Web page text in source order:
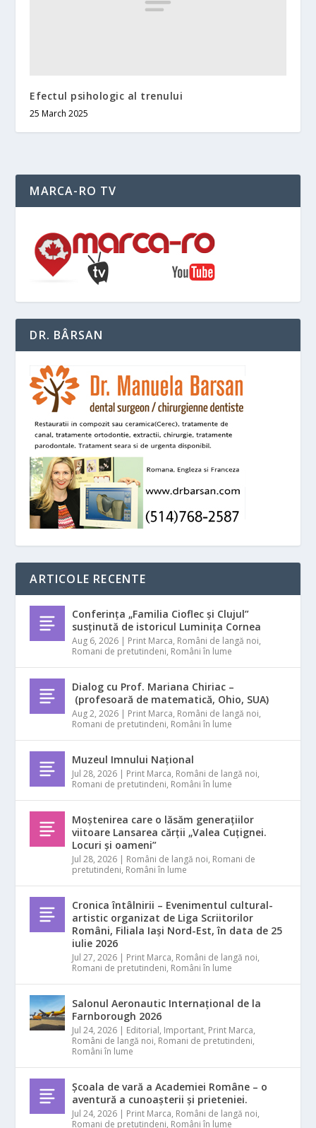
Efectul psihologic al trenului
25 March 2025
MARCA-RO TV
DR. BÂRSAN
ARTICOLE RECENTE
Conferința „Familia Cioflec și Clujul”
susținută de istoricul Luminița Cornea
Aug 6, 2026 | Print Marca, Români de langă noi,
Romani de pretutindeni, Români în lume
Dialog cu Prof. Mariana Chiriac –
(profesoară de matematică, Ohio, SUA)
Aug 2, 2026 | Print Marca, Români de langă noi,
Romani de pretutindeni, Români în lume
Muzeul Imnului Național
Jul 28, 2026 | Print Marca, Români de langă noi,
Romani de pretutindeni, Români în lume
Moștenirea care o lăsăm generațiilor
viitoare Lansarea cărții „Valea Cuțignei.
Locuri și oameni”
Jul 28, 2026 | Români de langă noi, Romani de
pretutindeni, Români în lume
Cronica întâlnirii – Evenimentul cultural-
artistic organizat de Liga Scriitorilor
Români, Filiala Iași Nord-Est, în data de 25
iulie 2026
Jul 27, 2026 | Print Marca, Români de langă noi,
Romani de pretutindeni, Români în lume
Salonul Aeronautic Internațional de la
Farnborough 2026
Jul 24, 2026 | Editorial, Important, Print Marca,
Români de langă noi, Romani de pretutindeni,
Români în lume
Școala de vară a Academiei Române – o
aventură a cunoașterii și prieteniei.
Jul 24, 2026 | Print Marca, Români de langă noi,
Romani de pretutindeni, Români în lume